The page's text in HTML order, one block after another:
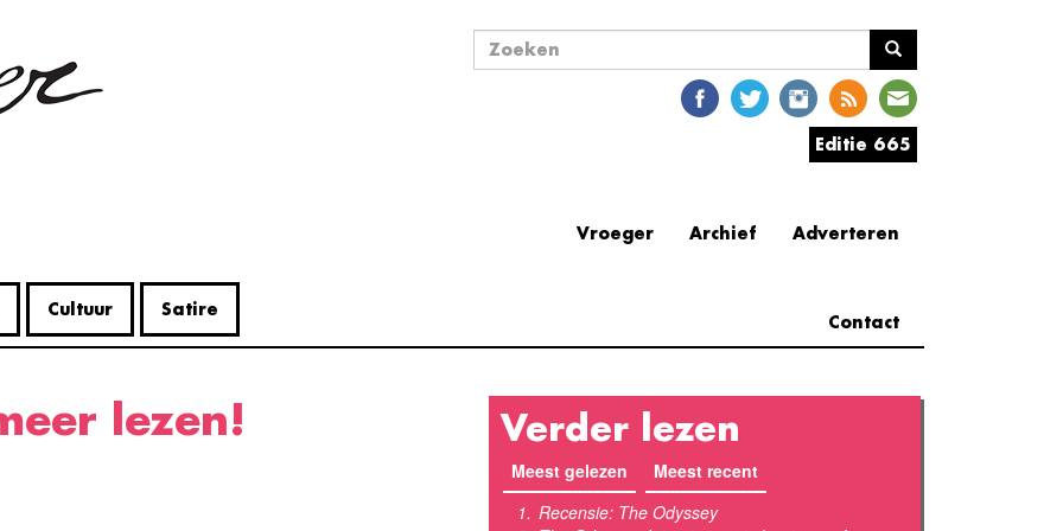
Cultuur Satire
Zoekveld
Editie 665
Adverteren
Archief
Vroeger
Contact
lezen! Verder lezen
Meest gelezen (actieve tabblad)
Meest recent
Recensie: The Odyssey